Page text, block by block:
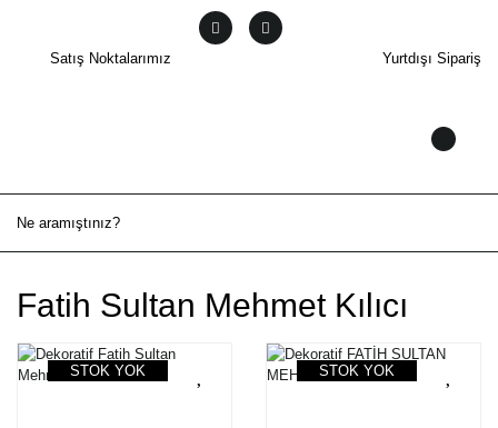
Satış Noktalarımız Yurtdışı Sipariş
Fatih Sultan Mehmet Kılıcı
STOK YOK STOK YOK